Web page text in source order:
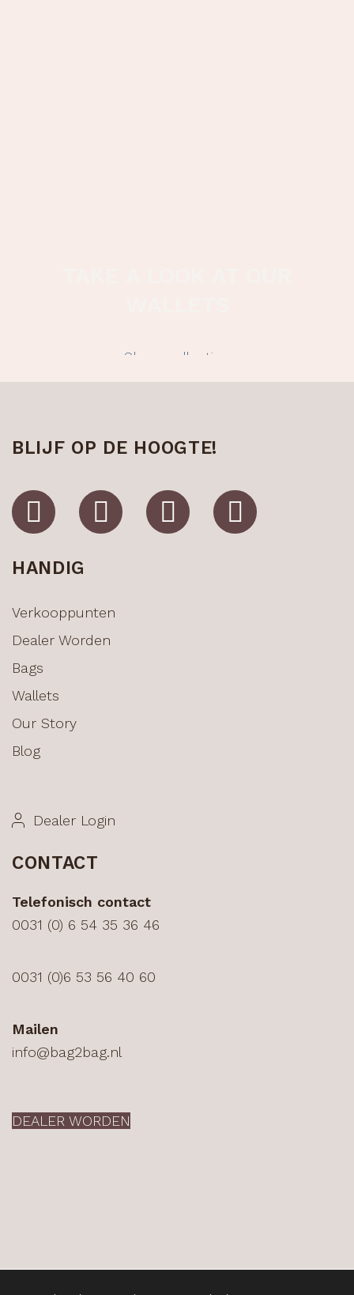
Show collection
BLIJF OP DE HOOGTE!
HANDIG
Verkooppunten
Dealer Worden
Bags
Wallets
Our Story
Blog
Dealer Login
CONTACT
Telefonisch contact
0031 (0) 6 54 35 36 46
0031 (0)6 53 56 40 60
Mailen
info@bag2bag.nl
DEALER WORDEN